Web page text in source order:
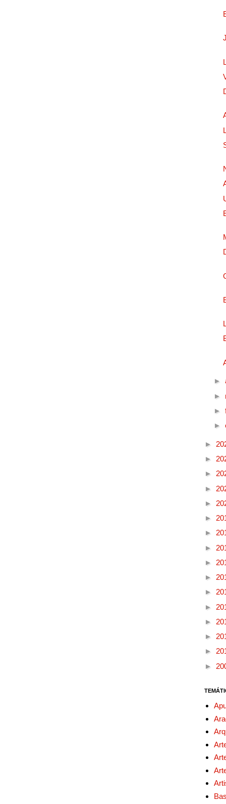
►
►
►
►
►
►
►
►
►
►
►
►
►
►
►
►
►
►
►
►